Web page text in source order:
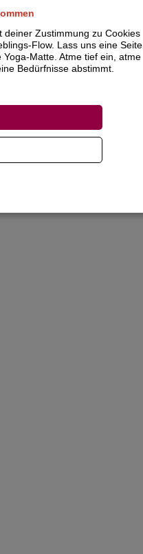
deiner Zustimmung zu Cookies
Flow. Lass uns eine Seite
Matte. Atme tief ein, atme
Bedürfnisse abstimmt.